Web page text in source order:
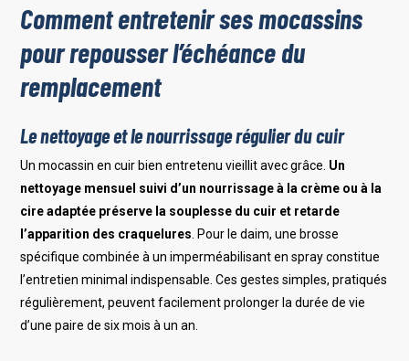
Comment entretenir ses mocassins
pour repousser l’échéance du
remplacement
Le nettoyage et le nourrissage régulier du cuir
Un mocassin en cuir bien entretenu vieillit avec grâce. Un
nettoyage mensuel suivi d’un nourrissage à la crème ou à la
cire adaptée préserve la souplesse du cuir et retarde
l’apparition des craquelures. Pour le daim, une brosse
spécifique combinée à un imperméabilisant en spray constitue
l’entretien minimal indispensable. Ces gestes simples, pratiqués
régulièrement, peuvent facilement prolonger la durée de vie
d’une paire de six mois à un an.